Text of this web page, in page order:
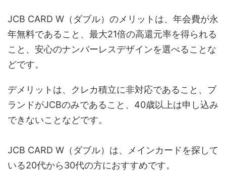
JCB CARD W（ダブル）のメリットは、年会費が永
年無料であること、最大21倍の高還元率を得られる
こと、安心のナンバーレスデザインを選べることな
どです。
デメリットは、クレカ積立に非対応であること、ブ
ランドがJCBのみであること、40歳以上は申し込み
できないことなどです。
JCB CARD W（ダブル）は、メインカードを探して
いる20代から30代の方におすすめです。